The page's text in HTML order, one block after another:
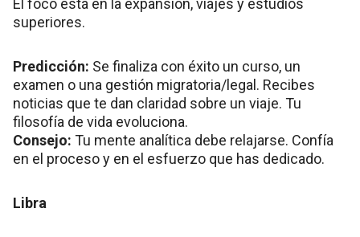
El foco está en la expansión, viajes y estudios
superiores.
Predicción: Se finaliza con éxito un curso, un
examen o una gestión migratoria/legal. Recibes
noticias que te dan claridad sobre un viaje. Tu
filosofía de vida evoluciona.
Consejo: Tu mente analítica debe relajarse. Confía
en el proceso y en el esfuerzo que has dedicado.
Libra